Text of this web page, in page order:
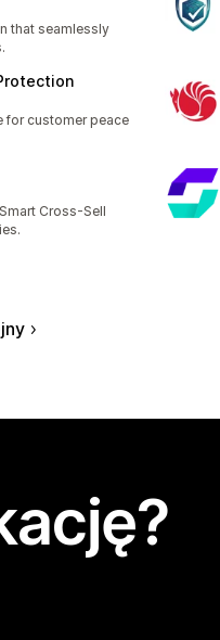
1
that seamlessly
for customer peace
Cross-Sell